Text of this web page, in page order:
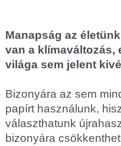
Manapság az
van a klímaváltozás,
világa sem jelent
Bizonyára az sem
papírt használunk,
választhatunk
bizonyára